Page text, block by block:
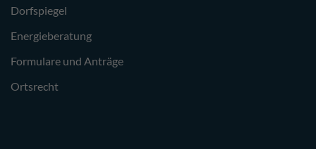
Dorfspiegel
Energieberatung
Formulare und Anträge
Ortsrecht